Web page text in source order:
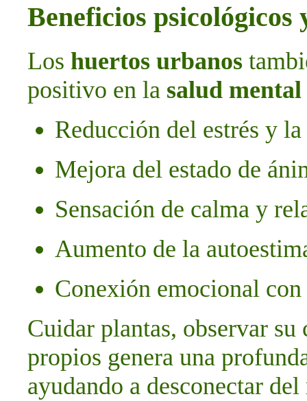
Beneficios psicológicos
Los huertos urbanos
positivo en la salud
Reducción del estrés y la
Mejora del estado de
Sensación de calma y
Aumento de la
Conexión emocional
Cuidar plantas, observar
propios genera una
ayudando a desconectar